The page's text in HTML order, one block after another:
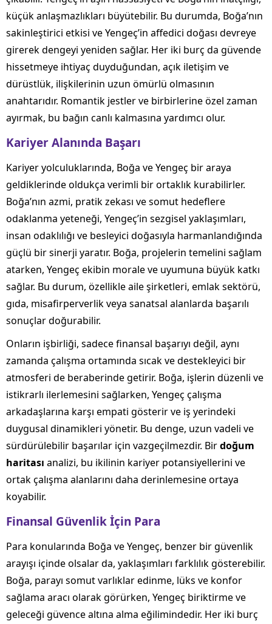
küçük anlaşmazlıkları büyütebilir. Bu durumda, Boğa’nın
sakinleştirici etkisi ve Yengeç’in affedici doğası devreye
girerek dengeyi yeniden sağlar. Her iki burç da güvende
hissetmeye ihtiyaç duyduğundan, açık iletişim ve
dürüstlük, ilişkilerinin uzun ömürlü olmasının
anahtarıdır. Romantik jestler ve birbirlerine özel zaman
ayırmak, bu bağın canlı kalmasına yardımcı olur.
Kariyer Alanında Başarı
Kariyer yolculuklarında, Boğa ve Yengeç bir araya
geldiklerinde oldukça verimli bir ortaklık kurabilirler.
Boğa’nın azmi, pratik zekası ve somut hedeflere
odaklanma yeteneği, Yengeç’in sezgisel yaklaşımları,
insan odaklılığı ve besleyici doğasıyla harmanlandığında
güçlü bir sinerji yaratır. Boğa, projelerin temelini sağlam
atarken, Yengeç ekibin morale ve uyumuna büyük katkı
sağlar. Bu durum, özellikle aile şirketleri, emlak sektörü,
gıda, misafirperverlik veya sanatsal alanlarda başarılı
sonuçlar doğurabilir.
Onların işbirliği, sadece finansal başarıyı değil, aynı
zamanda çalışma ortamında sıcak ve destekleyici bir
atmosferi de beraberinde getirir. Boğa, işlerin düzenli ve
istikrarlı ilerlemesini sağlarken, Yengeç çalışma
arkadaşlarına karşı empati gösterir ve iş yerindeki
duygusal dinamikleri yönetir. Bu denge, uzun vadeli ve
sürdürülebilir başarılar için vazgeçilmezdir. Birdoğum
haritası analizi, bu ikilinin kariyer potansiyellerini ve
ortak çalışma alanlarını daha derinlemesine ortaya
koyabilir.
Finansal Güvenlik İçin Para
Para konularında Boğa ve Yengeç, benzer bir güvenlik
arayışı içinde olsalar da, yaklaşımları farklılık gösterebilir.
Boğa, parayı somut varlıklar edinme, lüks ve konfor
sağlama aracı olarak görürken, Yengeç biriktirme ve
geleceği güvence altına alma eğilimindedir. Her iki burç